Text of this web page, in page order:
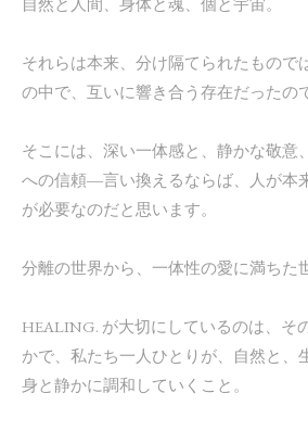
それらは本来、分け隔てられたもので
の中で、互いに響き合う存在だったの
そこには、深い一体感と、静かな敬意
への信頼―言い換えるならば、人が本
が必要なのだと思います。
分離の世界から、一体性の愛に満ちた
HEALING. が大切にしているのは、そ
かで、私たち一人ひとりが、自然と、
身と静かに調和していくこと。